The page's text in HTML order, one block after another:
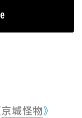
京城怪物》